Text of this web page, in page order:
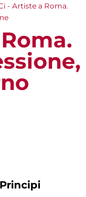
- Artiste a Roma.